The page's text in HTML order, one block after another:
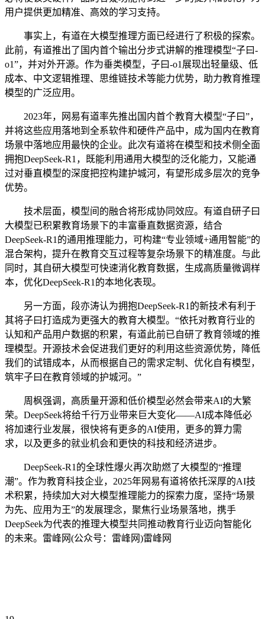
用户提供更加精准、高效的学习支持。
事实上，有道在大模型推理方面已经进行了积极的探索。
此前，有道推出了国内首个输出分步式讲解的推理模型“子曰-
o1”，并对外开源。作为垂类模型，子曰-o1展现出轻量级、低
成本、中文逻辑推理、思维链技术等能力优势，助力教育推理
模型的广泛应用。
2023年，网易有道率先推出国内首个教育大模型“子曰”，
并将这些应用落地到全系软件和硬件产品中，成为国内在教育
场景中落地应用最快的企业。此次有道将在模型和技术侧全面
拥抱DeepSeek-R1，既能利用通用大模型的泛化能力，又能通
过对垂直模型的深度把控构建护城河，有望形成多层次的竞争
优势。
技术层面，模型间的融合将形成协同效应。有道自研子曰
大模型已积累教育场景下的丰富垂直数据资源，结合
DeepSeek-R1的通用推理能力，可构建“专业领域+通用智能”的
混合架构，提升在教育交互过程等复杂场景下的精准度。与此
同时，其自研大模型可快速消化教育数据，生成高质量微调样
本，优化DeepSeek-R1的本地化表现。
另一方面，段亦涛认为拥抱DeepSeek-R1的新技术有利于
其将子曰打造成为更强大的教育大模型。“依托对教育行业的
认知和产品用户数据的积累，有道此前已自研了教育领域的推
理模型。开源技术会促进我们更好的利用这些资源优势，降低
我们的试错成本，从而根据自己的需求定制、优化自有模型，
筑牢子曰在教育领域的护城河。”
周枫强调，高质量开源和低价模型必然会带来AI的大繁
荣。DeepSeek将给千行万业带来巨大变化——AI成本降低必
将加速行业发展，很快将有更多的AI使用，更多的算力需
求，以及更多的就业机会和更快的科技和经济进步。
DeepSeek-R1的全球性爆火再次助燃了大模型的“推理
潮”。作为教育科技企业，2025年网易有道将依托深厚的AI技
术积累，持续加大对大模型推理能力的探索力度，坚持“场景
为先、应用为王”的发展理念，聚焦行业场景落地，携手
DeepSeek为代表的推理大模型共同推动教育行业迈向智能化
的未来。雷峰网(公众号：雷峰网)雷峰网